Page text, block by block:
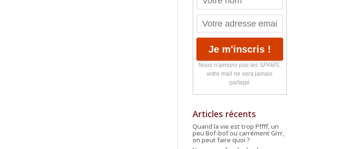
Nous n'aimons pas les SPAMS,
votre mail ne sera jamais
partagé
Articles récents
Quand la vie est trop Pffff, un
peu Bof-bof ou carrément Grrr,
on peut faire quoi ?